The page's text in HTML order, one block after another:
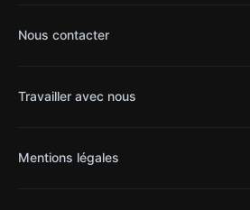
Nous contacter
Travailler avec nous
Mentions légales